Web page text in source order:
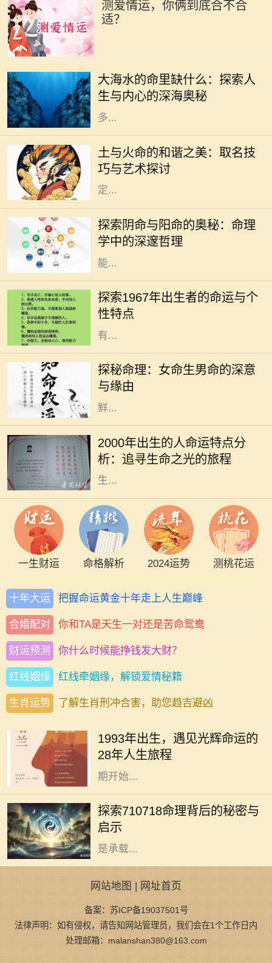
测爱情运，你俩到底合不合
适？
大海水的命里缺什么：探索人
生与内心的深海奥秘
又富有吸引力，充满了无限的可能与
冒险。然而，正如海水在我们生活中
的重要性一样，它的深处也隐藏着许
多...
土与火命的和谐之美：取名技
巧与艺术探讨
在中国传统命理学中，五行理论被广
泛应用，土和火作为其中两种重要元
素，各自富有独特的特征与寓意。土
蕴含着稳重、包容和滋养，象征着安
定...
探索阴命与阳命的奥秘：命理
学中的深邃哲理
在中华传统文化中，命理学拥有悠久
的历史，而其中的阴命和阳命是两个
重要的概念。了解它们的区别不仅可
以帮助我们更好地认识自身命运，还
能...
探索1967年出生者的命运与个
性特点
1967年，正值中国文化大革命的风起
云涌之际，这一年的出生者常被称为
“火羊”。与其他年份的命理学特点相
比，火羊年的人在性格与命运上都
有...
探秘命理：女命生男命的深意
与缘由
在中国传统命理学中，命理是研究一
个人命运的学问，其中包含了阴阳五
行、生辰八字等深奥的理论。而“女
命生男命”这一说法，深入人心，却
鲜...
2000年出生的人命运特点分
析：追寻生命之光的旅程
2000年是一个特别的年份，这一年出
生的人被称为“千禧一代”，他们具有
独特的命运特征和生活经历。在此篇
文章中，我们将深入探讨2000年出
生...
一生财运 命格解析 2024运势 测桃花运
十年大运 把握命运黄金十年走上人生巅峰
合婚配对 你和TA是天生一对还是苦命鸳鸯
财运预测 你什么时候能挣钱发大财？
红线姻缘 红线牵姻缘，解锁爱情秘籍
生肖运势 了解生肖刑冲合害，助您趋吉避凶
1993年出生，遇见光辉命运的
28年人生旅程
每个人的出生日期都有其独特的命
一个简单的数字，它承载着一个独特
灵魂的故事与经历。从这个特定的日
期开始...
探索710718命理背后的秘密与
启示
在中国传统命理学中，数字具有独特
而深远的含义。710718这一数字组
合，常常让人充满好奇与探索的欲
望。它不仅仅是一个简单的数字，更
是承载...
网站地图 | 网址首页
备案：苏ICP备19037501号
法律声明：如有侵权，请告知网站管理员，我们会在1个工作日内
处理邮箱：malanshan380@163.com